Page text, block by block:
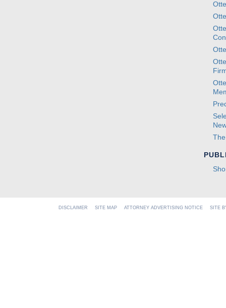
DISCLAIMER SITE MAP ATTORNEY ADVERTISING NOTICE SITE